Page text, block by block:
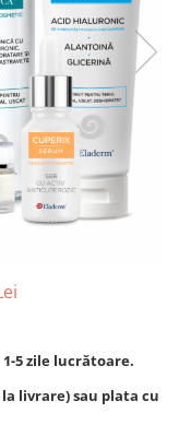
1-5 zile lucrătoare.
livrare) sau plata cu